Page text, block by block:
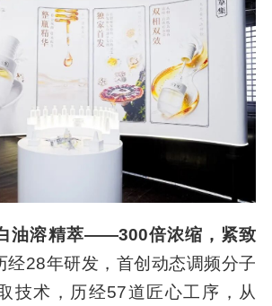
体系以及文化表达体系。
心新品新七白发光油，正是在延
臣佐使配伍智慧的基础上，在技
突破：新七白油溶精萃、白肉灵
科技。具体来看：